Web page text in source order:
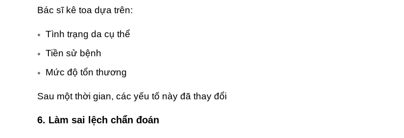
Bác sĩ kê toa dựa trên:
Tình trạng da cụ thể
Tiền sử bệnh
Mức độ tổn thương
Sau một thời gian, các yếu tố này đã thay đổi
6. Làm sai lệch chẩn đoán